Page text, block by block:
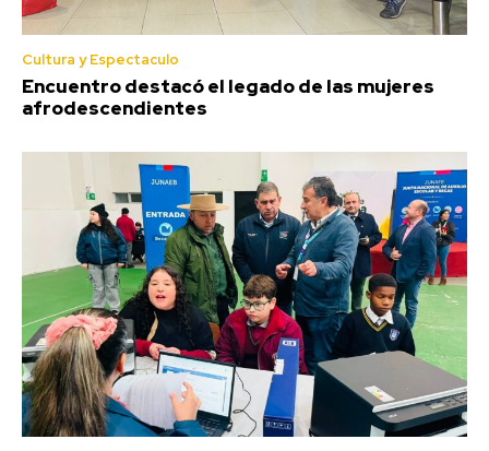
Cultura y Espectaculo
Encuentro destacó el legado de las mujeres
afrodescendientes